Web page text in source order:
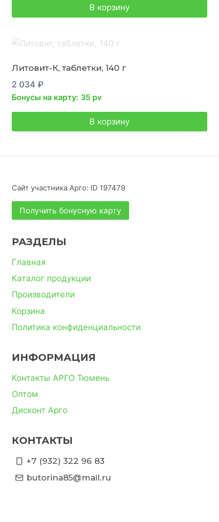
В корзину
Литовит-К, таблетки, 140 г
2 034 ₽
Бонусы на карту: 35 pv
В корзину
Сайт участника Арго: ID 197479
Получить бонусную карту
РАЗДЕЛЫ
Главная
Каталог продукции
Производители
Корзина
Политика конфиденциальности
ИНФОРМАЦИЯ
Контакты АРГО Тюмень
Оптом
Дисконт Арго
КОНТАКТЫ
+7 (932) 322 96 83
butorina85@mail.ru